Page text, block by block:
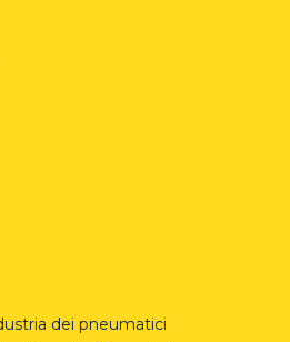
dei pneumatici